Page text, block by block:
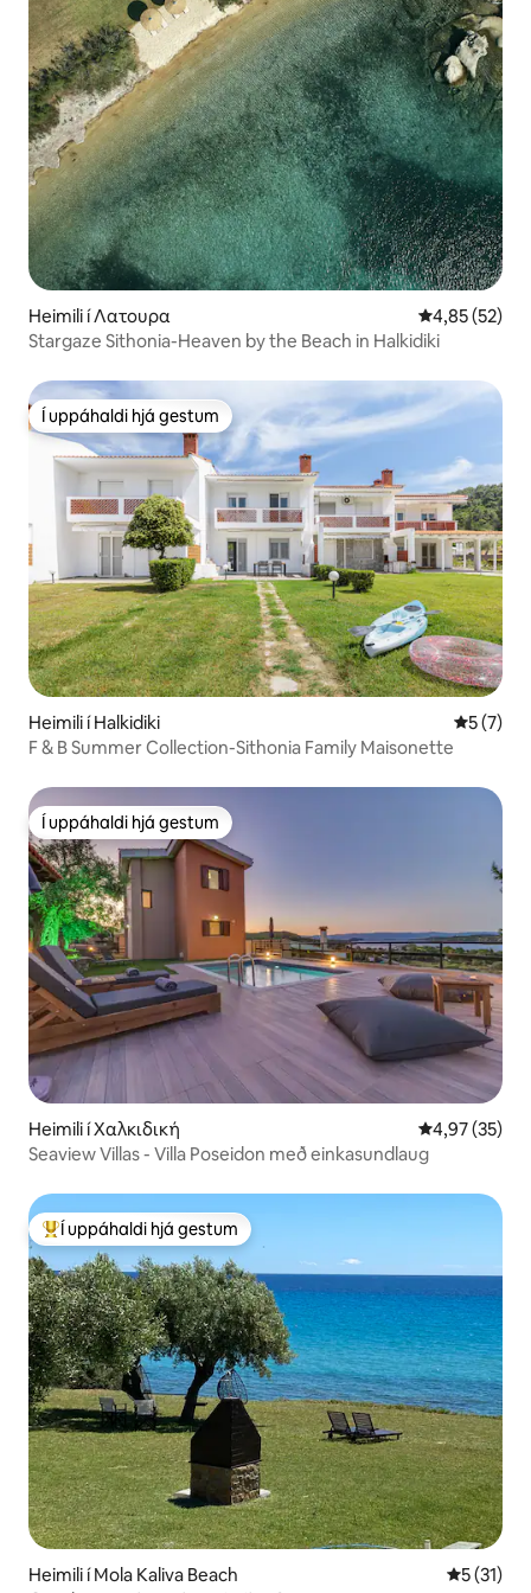
Heimili í Λατουρα 4,85 af 5 í
4,85 (52)
Stargaze Sithonia-Heaven by the Beach in Halkidiki
Í uppáhaldi hjá gestum
Í uppáhaldi hjá gestum
Heimili í Halkidiki 5 af 5 í
5 (7)
F & B Summer Collection-Sithonia Family Maisonette
Í uppáhaldi hjá gestum
Í uppáhaldi hjá gestum
Heimili í Χαλκιδική 4,97 af 5 í
4,97 (35)
Seaview Villas - Villa Poseidon með einkasundlaug
Í mestu uppáhaldi hjá gestum
Í uppáhaldi hjá gestum
Heimili í Mola Kaliva Beach 5 af 5 í
5 (31)